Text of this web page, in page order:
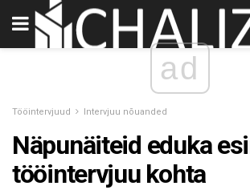
ad
Tööintervjuud Intervjuu nõuanded
Näpunäiteid eduka
tööintervjuu kohta